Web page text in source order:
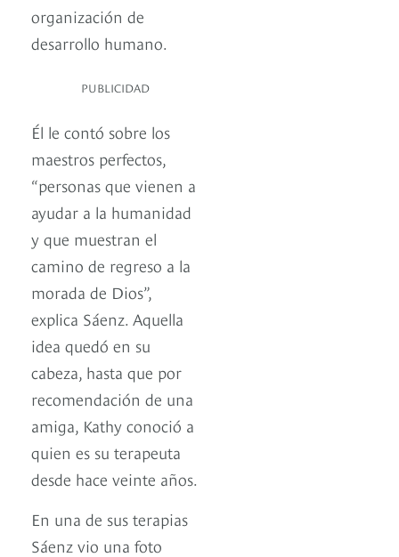
organización de
desarrollo humano.
PUBLICIDAD
Él le contó sobre los
maestros perfectos,
“personas que vienen a
ayudar a la humanidad
y que muestran el
camino de regreso a la
morada de Dios”,
explica Sáenz. Aquella
idea quedó en su
cabeza, hasta que por
recomendación de una
amiga, Kathy conoció a
quien es su terapeuta
desde hace veinte años.
En una de sus terapias
Sáenz vio una foto